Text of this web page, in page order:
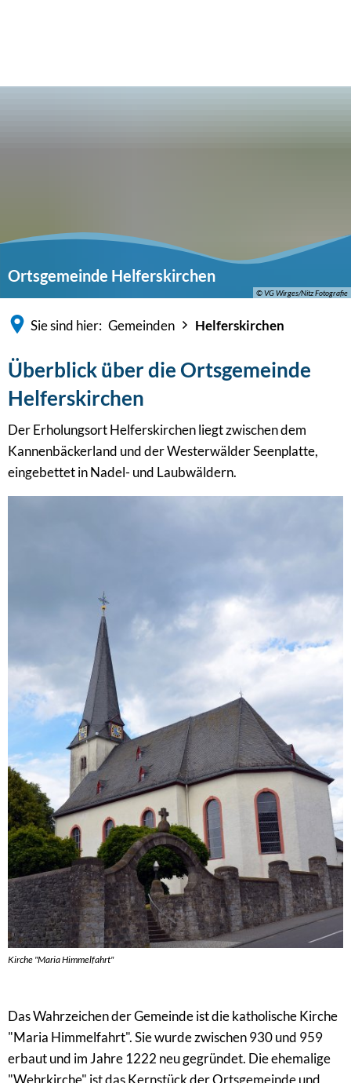
© VG Wirges/Nitz Fotografie
Ortsgemeinde Helferskirchen
Sie sind hier: Gemeinden Helferskirchen
Überblick über die Ortsgemeinde
Helferskirchen
Der Erholungsort Helferskirchen liegt zwischen dem
Kannenbäckerland und der Westerwälder Seenplatte,
eingebettet in Nadel- und Laubwäldern.
Kirche "Maria Himmelfahrt"
Das Wahrzeichen der Gemeinde ist die katholische Kirche
"Maria Himmelfahrt". Sie wurde zwischen 930 und 959
erbaut und im Jahre 1222 neu gegründet. Die ehemalige
"Wehrkirche" ist das Kernstück der Ortsgemeinde und